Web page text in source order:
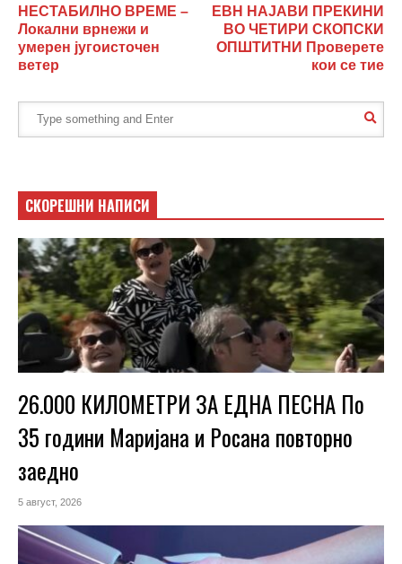
НЕСТАБИЛНО ВРЕМЕ –
Локални врнежи и
умерен југоисточен
ветер
ЕВН НАЈАВИ ПРЕКИНИ
ВО ЧЕТИРИ СКОПСКИ
ОПШТИТНИ Проверете
кои се тие
СКОРЕШНИ НАПИСИ
26.000 КИЛОМЕТРИ ЗА ЕДНА ПЕСНА По
35 години Маријана и Росана повторно
заедно
5 август, 2026